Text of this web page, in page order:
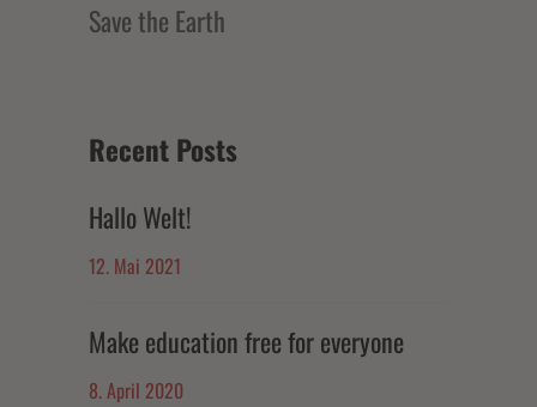
Save the Earth
Recent Posts
Hallo Welt!
12. Mai 2021
Make education free for everyone
8. April 2020